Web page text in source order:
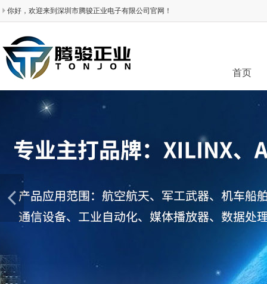
你好，欢迎来到深圳市腾骏正业电子有限公司官网！
首页